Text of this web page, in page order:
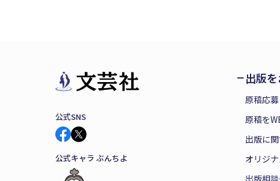
公式SNS
公式キャラ ぶんちよ
出版
原稿応
原稿を
出版に
オリジ
出版相